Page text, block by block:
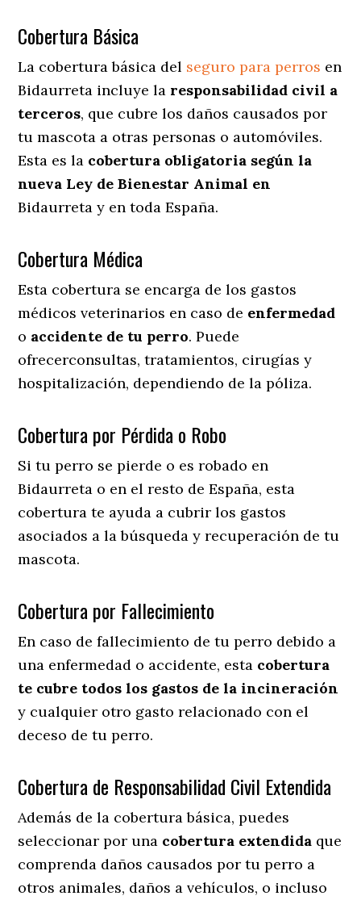
Cobertura Básica
La cobertura básica del seguro para perros en
Bidaurreta incluye la responsabilidad civil a
terceros, que cubre los daños causados por
tu mascota a otras personas o automóviles.
Esta es la cobertura obligatoria según la
nueva Ley de Bienestar Animal en
Bidaurreta y en toda España.
Cobertura Médica
Esta cobertura se encarga de los gastos
médicos veterinarios en caso de enfermedad
o accidente de tu perro. Puede
ofrecerconsultas, tratamientos, cirugías y
hospitalización, dependiendo de la póliza.
Cobertura por Pérdida o Robo
Si tu perro se pierde o es robado en
Bidaurreta o en el resto de España, esta
cobertura te ayuda a cubrir los gastos
asociados a la búsqueda y recuperación de tu
mascota.
Cobertura por Fallecimiento
En caso de fallecimiento de tu perro debido a
una enfermedad o accidente, esta cobertura
te cubre todos los gastos de la incineración
y cualquier otro gasto relacionado con el
deceso de tu perro.
Cobertura de Responsabilidad Civil Extendida
Además de la cobertura básica, puedes
seleccionar por una cobertura extendida que
comprenda daños causados por tu perro a
otros animales, daños a vehículos, o incluso